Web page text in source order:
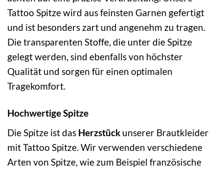
Tattoo Spitze wird aus feinsten Garnen gefertigt
und ist besonders zart und angenehm zu tragen.
Die transparenten Stoffe, die unter die Spitze
gelegt werden, sind ebenfalls von höchster
Qualität und sorgen für einen optimalen
Tragekomfort.
Hochwertige Spitze
Die Spitze ist das Herzstück unserer Brautkleider
mit Tattoo Spitze. Wir verwenden verschiedene
Arten von Spitze, wie zum Beispiel französische